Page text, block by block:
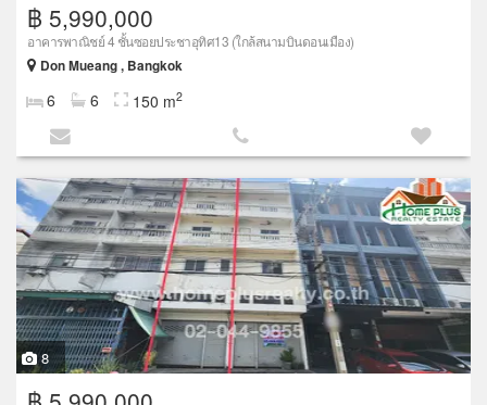
฿ 5,990,000
อาคารพาณิชย์ 4 ชั้นซอยประชาอุทิศ13 (ใกล้สนามบินดอนเมือง)
Don Mueang , Bangkok
6 6 150 m2
8